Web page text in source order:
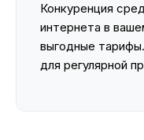
Конкуренция
интернета в
выгодные
для регулярной